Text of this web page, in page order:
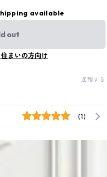
available
out
まいの方向け
通報する
(1)